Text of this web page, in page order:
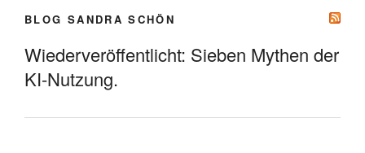
BLOG SANDRA SCHÖN
Wiederveröffentlicht: Sieben Mythen der
KI-Nutzung.